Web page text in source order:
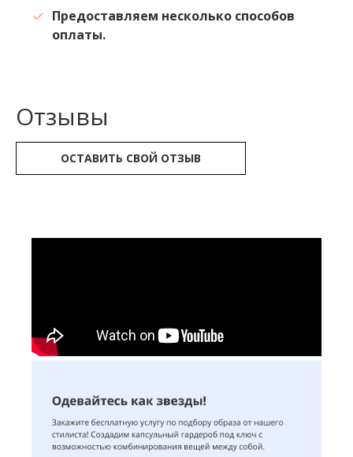
Предоставляем несколько способов
оплаты.
Отзывы
ОСТАВИТЬ СВОЙ ОТЗЫВ